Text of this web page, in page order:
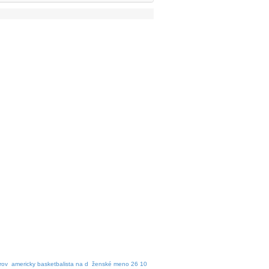
americky basketbalista na d ženské meno 26 10